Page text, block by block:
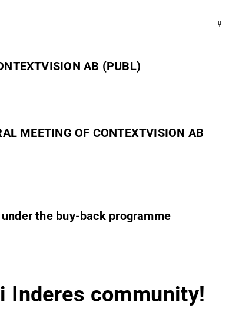
AB (PUBL)
MEETING OF CONTEXTVISION AB
the buy-back programme
Inderes community!